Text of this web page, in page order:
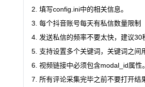
填写config.ini中的相关信息。
每个抖音账号每天有私信数量限制
发送私信的频率不要太快，建议30
支持设置多个关键词，关键词之间
视频链接中必须包含modal_id属性。
所有评论采集完毕之前不要打开结